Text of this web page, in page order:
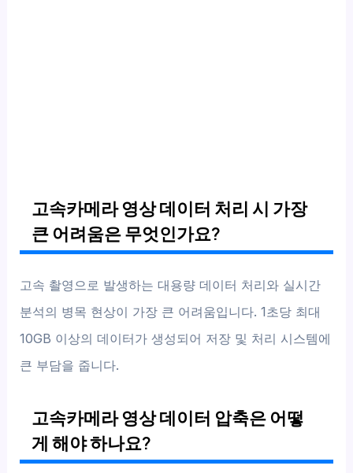
고속카메라 영상 데이터 처리 시 가장
큰 어려움은 무엇인가요?
고속 촬영으로 발생하는 대용량 데이터 처리와 실시간
분석의 병목 현상이 가장 큰 어려움입니다. 1초당 최대
10GB 이상의 데이터가 생성되어 저장 및 처리 시스템에
큰 부담을 줍니다.
고속카메라 영상 데이터 압축은 어떻
게 해야 하나요?